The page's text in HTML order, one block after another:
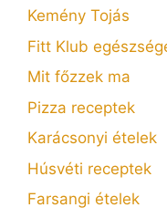
Kemény Tojás
Fitt Klub
Mit főzzek ma
Pizza receptek
Karácsonyi ételek
Húsvéti receptek
Farsangi ételek